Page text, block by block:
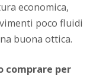
economica,
poco fluidi
buona ottica.
comprare per